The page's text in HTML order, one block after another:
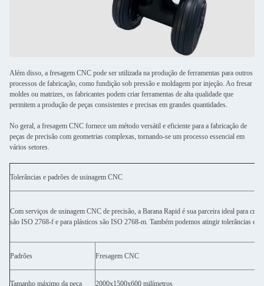
Além disso, a fresagem CNC pode ser utilizada na produção de ferramentas para outros
processos de fabricação, como fundição sob pressão e moldagem por injeção. Ao fresar
moldes ou matrizes, os fabricantes podem criar ferramentas de alta qualidade que
permitem a produção de peças consistentes e precisas em grandes quantidades.
No geral, a fresagem CNC fornece um método versátil e eficiente para a fabricação de
peças de precisão com geometrias complexas, tornando-se um processo essencial em
vários setores.
Tolerâncias e padrões de usinagem CNC
Com serviços de usinagem CNC de precisão, a Barana Rapid é sua parceira ideal para
são ISO 2768-f e para plásticos são ISO 2768-m. Também podemos atingir tolerâncias
Padrões Fresagem CNC
Tamanho máximo da peça 2000x1500x600 milímetros